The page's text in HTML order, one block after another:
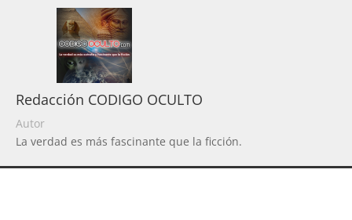
Redacción CODIGO OCULTO
Autor
La verdad es más fascinante que la ficción.